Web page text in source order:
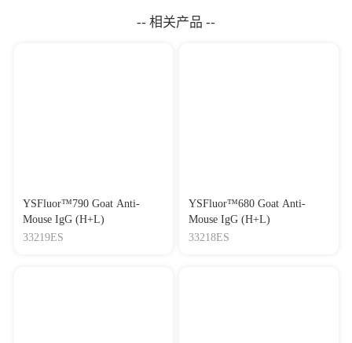
-- 相关产品 --
YSFluor™790 Goat Anti-
Mouse IgG (H+L)
33219ES
YSFluor™680 Goat Anti-
Mouse IgG (H+L)
33218ES